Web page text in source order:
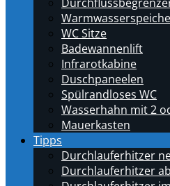
WC Sitze
Badewannenlift
Infrarotkabine
Duschpaneelen
Spülrandloses WC
Wasserhahn mit 2
Mauerkasten
Tipps
Durchlauferhitzer
Durchlauferhitzer